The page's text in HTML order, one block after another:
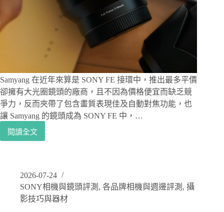
合
拆
卸
即
可
更
換
電
Samyang 在近年來算是 SONY FE 接環中，推出最多平價
卻擁有大光圈鏡頭的廠商，且不因為價格便宜而缺乏競
爭力，反而夾帶了包含畫質表現佳及自動對焦功能，也
讓 Samyang 的鏡頭成為 SONY FE 中，…
閱讀全文
Samyang
測
｜
三
2026-07-24
SONY相機與鏡頭評測 , 各品牌相機與週邊評測 , 攝
影技巧與器材